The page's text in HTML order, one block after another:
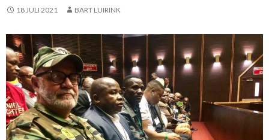
18 JULI 2021 BART LUIRINK